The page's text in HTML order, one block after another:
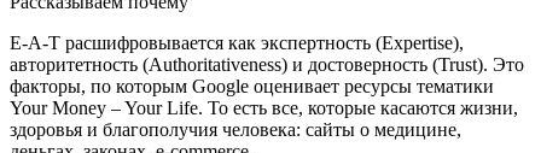
E-A-T расшифровывается как экспертность (Expertise),
авторитетность (Authoritativeness) и достоверность (Trust). Это
факторы, по которым Google оценивает ресурсы тематики
Your Money – Your Life. То есть все, которые касаются жизни,
здоровья и благополучия человека: сайты о медицине,